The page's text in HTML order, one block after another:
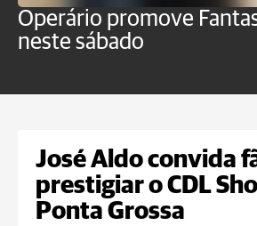
Operário promove
neste sábado
José Aldo convida
prestigiar o CDL
Ponta Grossa